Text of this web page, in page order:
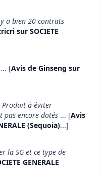
a bien 20 contrats
sur SOCIETE
... [Avis de Ginseng sur
Produit à éviter
pas encore dotés ... [Avis
(Sequoia)...]
la SG et ce type de
GENERALE